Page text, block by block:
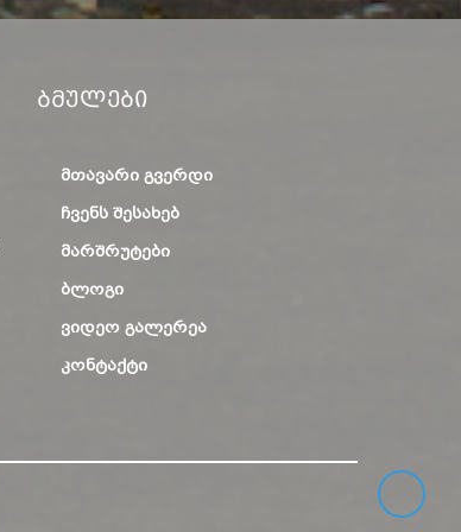
Ბმულები
ᲛᲗᲐᲕᲐᲠᲘ ᲒᲕᲔᲠᲓᲘ
ᲩᲕᲔᲜᲡ ᲨᲔᲡᲐᲮᲔᲑ
ᲛᲐᲠᲨᲠᲣᲢᲔᲑᲘ
ᲑᲚᲝᲒᲘ
ᲕᲘᲓᲔᲝ ᲒᲐᲚᲔᲠᲔᲐ
ᲙᲝᲜᲢᲐᲥᲢᲘ